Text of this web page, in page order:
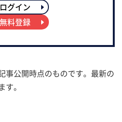
ログイン
無料登録
事公開時点のものです。最新の
。